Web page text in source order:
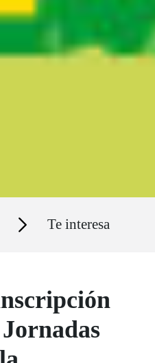
Secciones Te interesa